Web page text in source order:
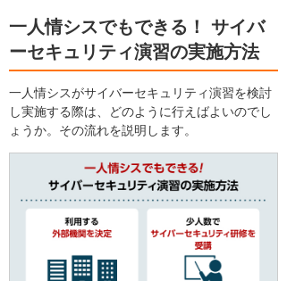
一人情シスでもできる！ サイバ
ーセキュリティ演習の実施方法
一人情シスがサイバーセキュリティ演習を検討
し実施する際は、どのように行えばよいのでし
ょうか。その流れを説明します。